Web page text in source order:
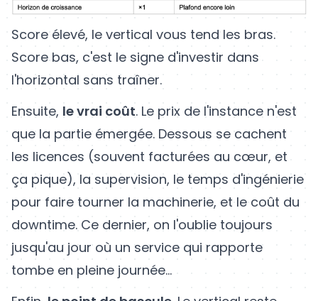
Score élevé, le vertical vous tend les bras.
Score bas, c'est le signe d'investir dans
l'horizontal sans traîner.
Ensuite, le vrai coût. Le prix de l'instance n'est
que la partie émergée. Dessous se cachent
les licences (souvent facturées au cœur, et
ça pique), la supervision, le temps d'ingénierie
pour faire tourner la machinerie, et le coût du
downtime. Ce dernier, on l'oublie toujours
jusqu'au jour où un service qui rapporte
tombe en pleine journée...